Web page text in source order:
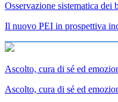
Osservazione sistematica dei
Il nuovo PEI in prospettiva
Ascolto, cura di sé ed
Ascolto, cura di sé ed